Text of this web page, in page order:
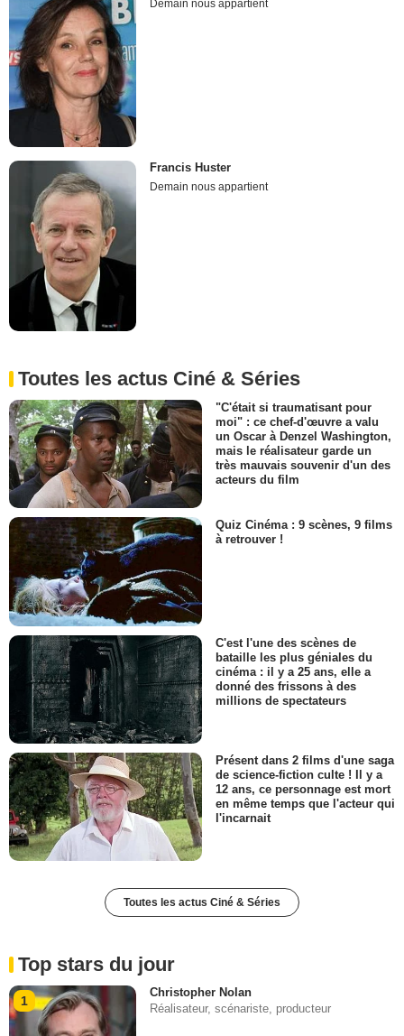
Demain nous appartient
Francis Huster
Demain nous appartient
Toutes les actus Ciné & Séries
"C'était si traumatisant pour
moi" : ce chef-d'œuvre a valu
un Oscar à Denzel Washington,
mais le réalisateur garde un
très mauvais souvenir d'un des
acteurs du film
Quiz Cinéma : 9 scènes, 9 films
à retrouver !
C'est l'une des scènes de
bataille les plus géniales du
cinéma : il y a 25 ans, elle a
donné des frissons à des
millions de spectateurs
Présent dans 2 films d'une saga
de science-fiction culte ! Il y a
12 ans, ce personnage est mort
en même temps que l'acteur qui
l'incarnait
Toutes les actus Ciné & Séries
Top stars du jour
1
Christopher Nolan
Réalisateur, scénariste, producteur